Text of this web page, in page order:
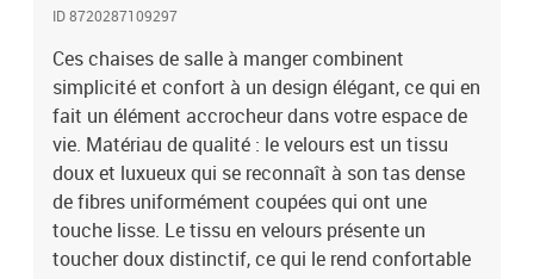
ID 8720287109297
Ces chaises de salle à manger combinent
simplicité et confort à un design élégant, ce qui en
fait un élément accrocheur dans votre espace de
vie. Matériau de qualité : le velours est un tissu
doux et luxueux qui se reconnaît à son tas dense
de fibres uniformément coupées qui ont une
touche lisse. Le tissu en velours présente un
toucher doux distinctif, ce qui le rend confortable